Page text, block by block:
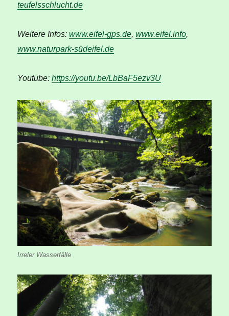
teufelsschlucht.de
Weitere Infos:www.eifel-gps.de,www.eifel.info,
www.naturpark-südeifel.de
Youtube:https://youtu.be/LbBaF5ezv3U
Irreler Wasserfälle